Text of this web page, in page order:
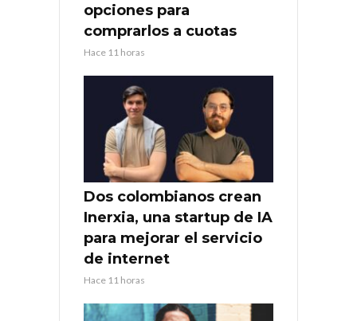
opciones para
comprarlos a cuotas
Hace 11 horas
Dos colombianos crean
Inerxia, una startup de IA
para mejorar el servicio
de internet
Hace 11 horas